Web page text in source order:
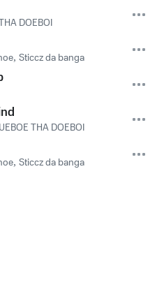
DOEBOI
, Sticcz da banga
THA DOEBOI
, Sticcz da banga